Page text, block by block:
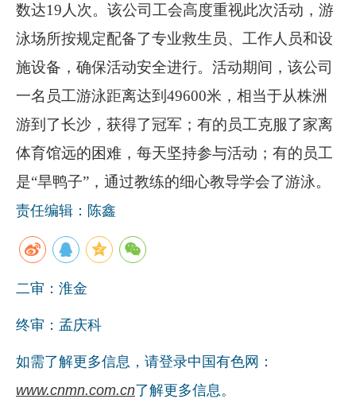
企业文化
《资源再生》杂志
数字报
数达19 人次。该公司工会高度重视此次活动，游
泳场所按规定配备了专业救生员、工作人员和设
施设备，确保活动安全进行。活动期间，该公司
一名员工游泳距离达到 49600米，相当于从株洲
游到了长沙，获得了冠军；有的员工克服了家离
体育馆远的困难，每天坚持参与活动；有的员工
是“旱鸭子”，通过教练的细心教导学会了游泳。
责任编辑：陈鑫
二审：淮金
终审：孟庆科
如需了解更多信息，请登录中国有色网：
www.cnmn.com.cn了解更多信息。